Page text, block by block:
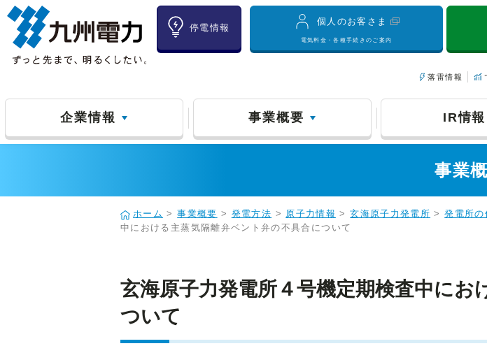
停電情報
個人のお客さま
電気料金・各種手続きのご案内
落雷情報
企業情報 事業概要 IR情報
事業
ホーム >事業概要 > 発電方法 > 原子力情報 >玄海原子力発電所 >発電所の
中における主蒸気隔離弁ベント弁の不具合について
玄海原子力発電所４号機定期検査中に
ついて